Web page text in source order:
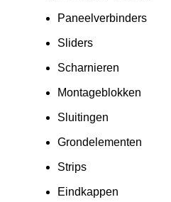
Paneelverbinders
Sliders
Scharnieren
Montageblokken
Sluitingen
Grondelementen
Strips
Eindkappen